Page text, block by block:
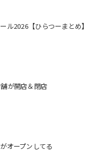
ル2026【ひらつーまとめ】
が開店＆閉店
オープンしてる